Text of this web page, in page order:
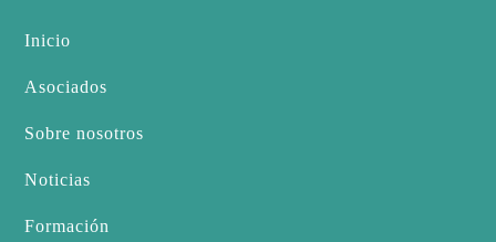
Inicio
Asociados
Sobre nosotros
Noticias
Formación